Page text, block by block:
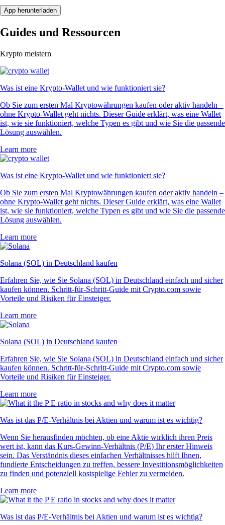
App herunterladen
Guides und Ressourcen
Krypto meistern
Was ist eine Krypto-Wallet und wie funktioniert sie?
Ob Sie zum ersten Mal Kryptowährungen kaufen oder aktiv handeln –
ohne Krypto-Wallet geht nichts. Dieser Guide erklärt, was eine Wallet
ist, wie sie funktioniert, welche Typen es gibt und wie Sie die passende
Lösung auswählen.
Learn more
Was ist eine Krypto-Wallet und wie funktioniert sie?
Ob Sie zum ersten Mal Kryptowährungen kaufen oder aktiv handeln –
ohne Krypto-Wallet geht nichts. Dieser Guide erklärt, was eine Wallet
ist, wie sie funktioniert, welche Typen es gibt und wie Sie die passende
Lösung auswählen.
Learn more
Solana (SOL) in Deutschland kaufen
Erfahren Sie, wie Sie Solana (SOL) in Deutschland einfach und sicher
kaufen können. Schritt-für-Schritt-Guide mit Crypto.com sowie
Vorteile und Risiken für Einsteiger.
Learn more
Solana (SOL) in Deutschland kaufen
Erfahren Sie, wie Sie Solana (SOL) in Deutschland einfach und sicher
kaufen können. Schritt-für-Schritt-Guide mit Crypto.com sowie
Vorteile und Risiken für Einsteiger.
Learn more
Was ist das P/E-Verhältnis bei Aktien und warum ist es wichtig?
Wenn Sie herausfinden möchten, ob eine Aktie wirklich ihren Preis
wert ist, kann das Kurs-Gewinn-Verhältnis (P/E) Ihr erster Hinweis
sein. Das Verständnis dieses einfachen Verhältnisses hilft Ihnen,
fundierte Entscheidungen zu treffen, bessere Investitionsmöglichkeiten
zu finden und potenziell kostspielige Fehler zu vermeiden.
Learn more
Was ist das P/E-Verhältnis bei Aktien und warum ist es wichtig?